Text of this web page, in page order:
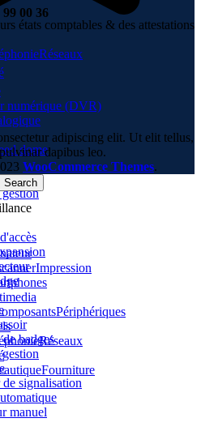
états comptables & des attestations
Réseaux
numérique (DVR)
dome
badges
signalisation
manuel
99 00 36
adipiscing elit. Ut elit tellus,
dapibus leo.
WooCommerce Themes.
Search
Impression
Périphériques
Réseaux
Fourniture